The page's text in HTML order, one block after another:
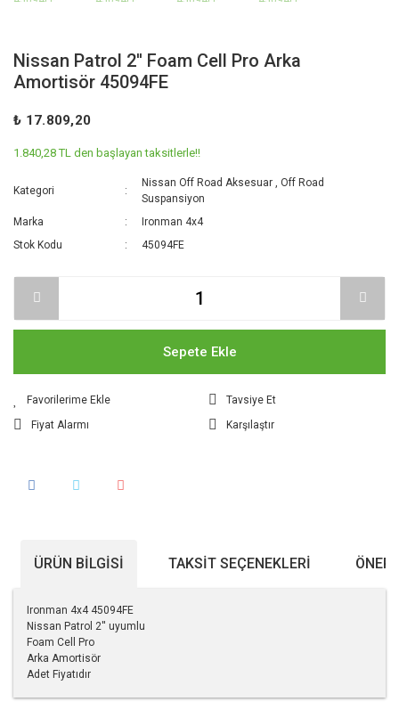
Nissan Patrol 2'' Foam Cell Pro Arka
Amortisör 45094FE
₺ 17.809,20
1.840,28 TL den başlayan taksitlerle!!
Kategori
Nissan Off Road Aksesuar ,Off Road
Suspansiyon
Marka
Ironman 4x4
Stok Kodu
45094FE
Sepete Ekle
Tavsiye Et
Fiyat Alarmı
Karşılaştır
ÜRÜN BILGISI TAKSIT SEÇENEKLERI
Ironman 4x4 45094FE
Nissan Patrol 2'' uyumlu
Foam Cell Pro
Arka Amortisör
Adet Fiyatıdır